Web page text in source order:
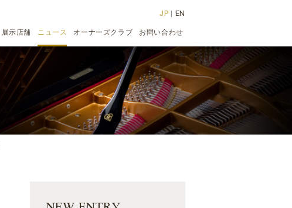
JP | EN
展示店舗 ニュース オーナーズクラブ お問い合わせ